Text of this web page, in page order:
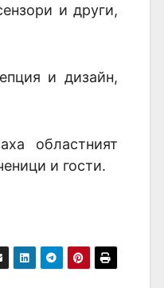
и други,
и дизайн,
областният
и гости.